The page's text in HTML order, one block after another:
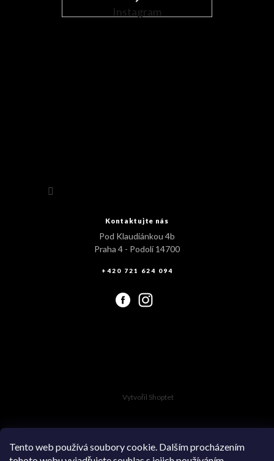
Tento web používá soubory cookie. Dalším procházením
Instagram
Kontaktujte nás
Pod Klaudiánkou 4b
Praha 4 - Podolí 14700
+420 721 624 094
Vytvořil Shoptet